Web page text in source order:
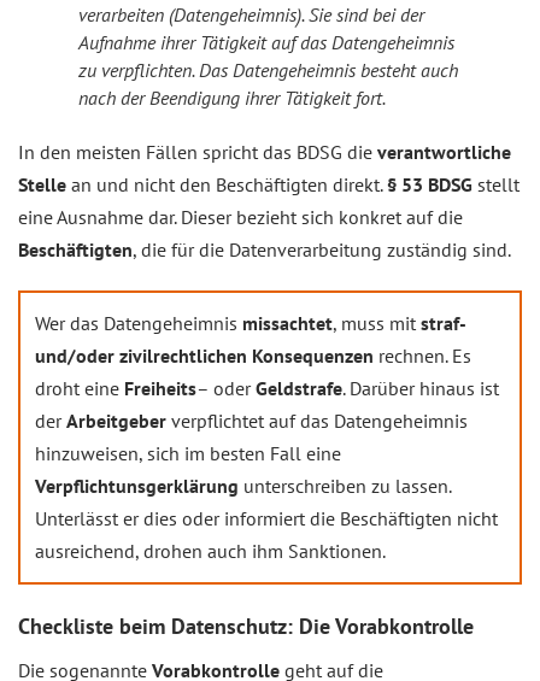
verarbeiten (Datengeheimnis). Sie sind bei der
Aufnahme ihrer Tätigkeit auf das Datengeheimnis
zu verpflichten. Das Datengeheimnis besteht auch
nach der Beendigung ihrer Tätigkeit fort.
In den meisten Fällen spricht das BDSG die verantwortliche
Stelle an und nicht den Beschäftigten direkt.§ 53 BDSG stellt
eine Ausnahme dar. Dieser bezieht sich konkret auf die
Beschäftigten, die für die Datenverarbeitung zuständig sind.
Wer das Datengeheimnis missachtet, muss mit straf-
und/oder zivilrechtlichen Konsequenzen rechnen. Es
droht eine Freiheits– oderGeldstrafe. Darüber hinaus ist
derArbeitgeber verpflichtet auf das Datengeheimnis
hinzuweisen, sich im besten Fall eine
Verpflichtunsgerklärung unterschreiben zu lassen.
Unterlässt er dies oder informiert die Beschäftigten nicht
ausreichend, drohen auch ihm Sanktionen.
Checkliste beim Datenschutz: Die Vorabkontrolle
Die sogenannte Vorabkontrolle geht auf die